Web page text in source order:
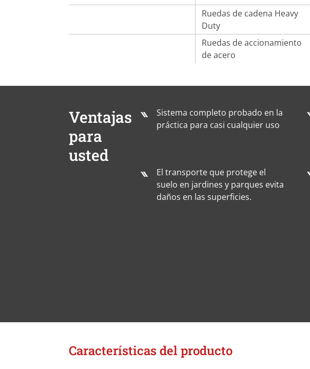
Ruedas de cadena Heavy
Duty
Ruedas de accionamiento
de acero
Ventajas
para
usted
Sistema completo probado en la
práctica para casi cualquier uso
El transporte que protege el
suelo en jardines y parques evita
daños en las superficies.
Características del producto